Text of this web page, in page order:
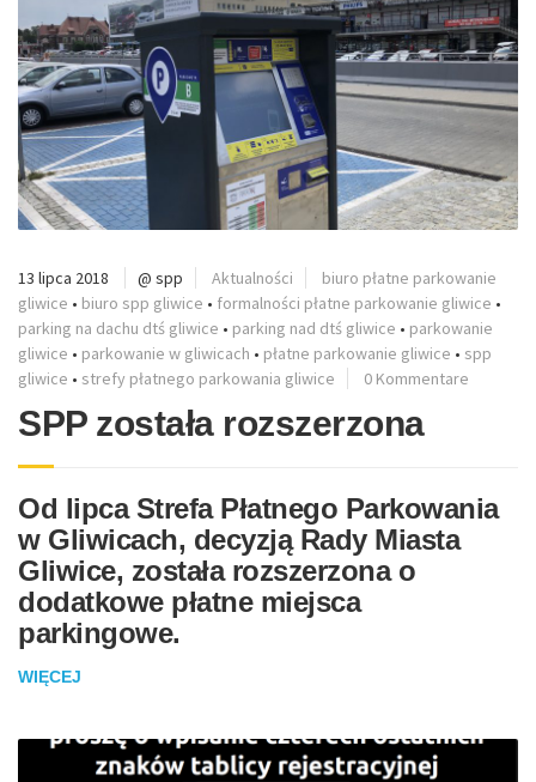
13 lipca 2018 @ spp Aktualności
biuro płatne parkowanie
gliwice • biuro spp gliwice • formalności płatne parkowanie gliwice •
parking na dachu dtś gliwice • parking nad dtś gliwice • parkowanie
gliwice • parkowanie w gliwicach • płatne parkowanie gliwice • spp
gliwice • strefy płatnego parkowania gliwice 0 Kommentare
SPP została rozszerzona
Od lipca Strefa Płatnego Parkowania
w Gliwicach, decyzją Rady Miasta
Gliwice, została rozszerzona o
dodatkowe płatne miejsca
parkingowe.
WIĘCEJ